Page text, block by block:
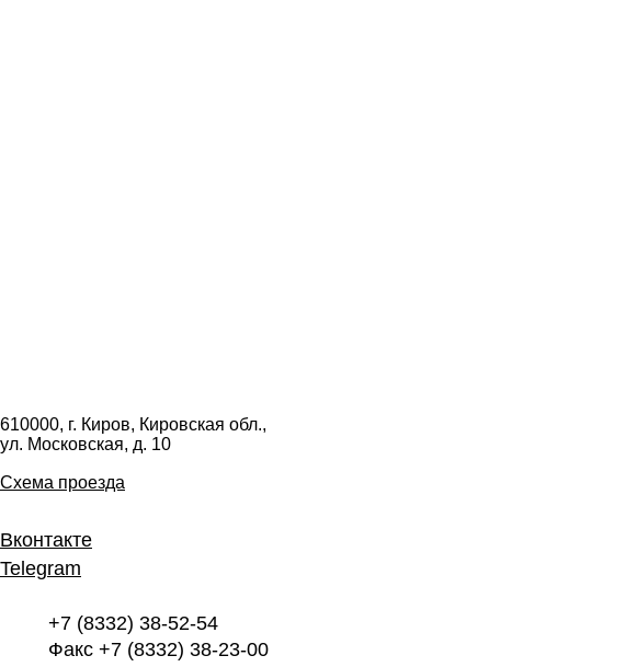
610000, г. Киров, Кировская обл.,
ул. Московская, д. 10
Схема проезда
Вконтакте
Telegram
+7 (8332) 38-52-54
Факс +7 (8332) 38-23-00